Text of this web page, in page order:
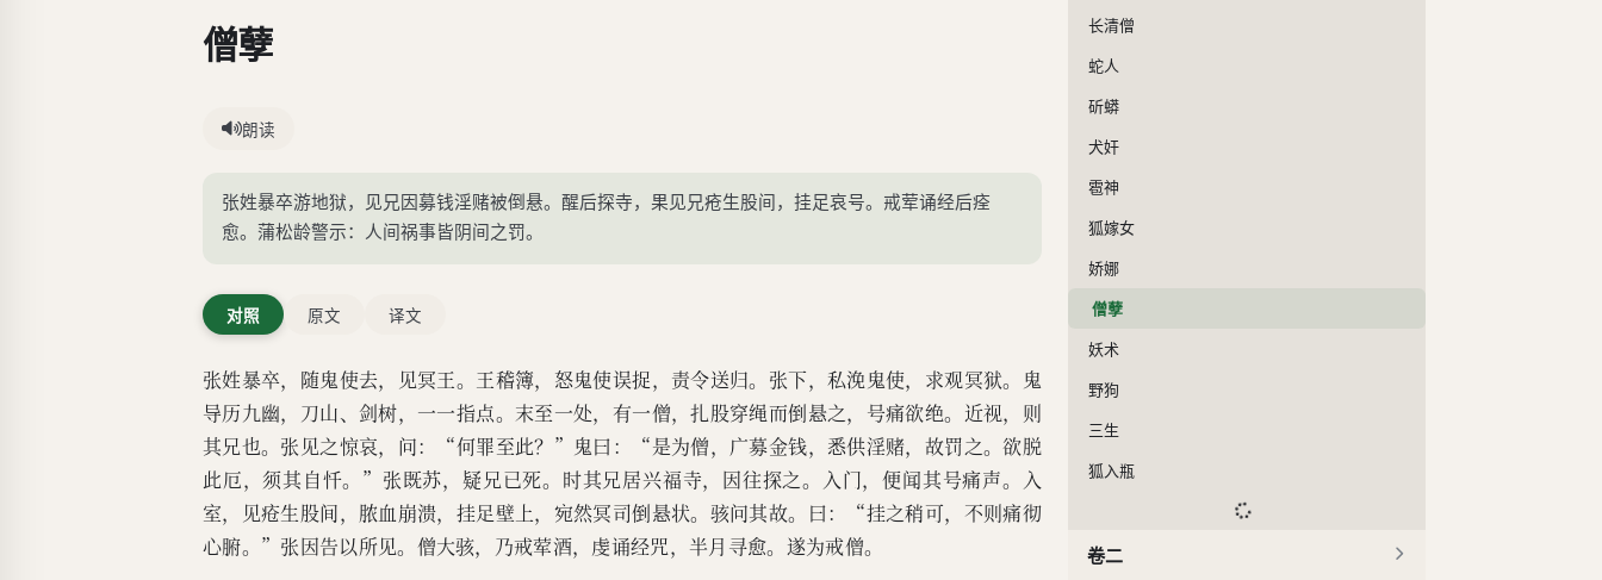
僧孽
朗读
张姓暴卒游地狱，见兄因募钱淫赌被倒悬。醒后探寺，果见兄疮生股间，挂足哀号。戒荤诵经后痊
愈。蒲松龄警示：人间祸事皆阴间之罚。
对照 原文 译文
张姓暴卒，随鬼使去，见冥王。王稽簿，怒鬼使误捉，责令送归。张下，私浼鬼使，求观冥狱。鬼
导历九幽，刀山、剑树，一一指点。末至一处，有一僧，扎股穿绳而倒悬之，号痛欲绝。近视，则
其兄也。张见之惊哀，问：“何罪至此？”鬼曰：“是为僧，广募金钱，悉供淫赌，故罚之。欲脱
此厄，须其自忏。”张既苏，疑兄已死。时其兄居兴福寺，因往探之。入门，便闻其号痛声。入
室，见疮生股间，脓血崩溃，挂足壁上，宛然冥司倒悬状。骇问其故。曰：“挂之稍可，不则痛彻
心腑。”张因告以所见。僧大骇，乃戒荤酒，虔诵经咒，半月寻愈。遂为戒僧。
长清僧
蛇人
斫蟒
犬奸
雹神
狐嫁女
娇娜
僧孽
妖术
野狗
三生
狐入瓶
卷二